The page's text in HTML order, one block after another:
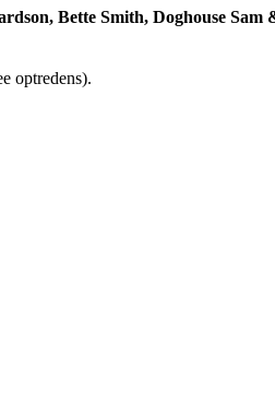
Bette Smith, Doghouse
optredens).